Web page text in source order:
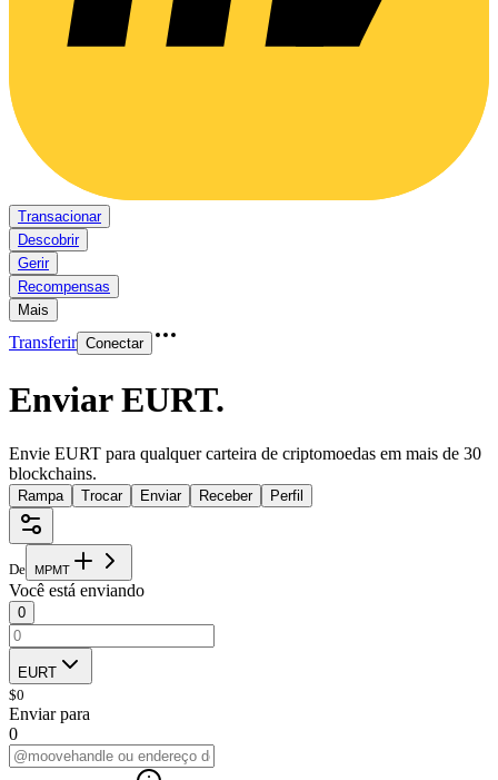
Transacionar
Descobrir
Gerir
Recompensas
Mais
Transferir Conectar
Enviar EURT.
Envie EURT para qualquer carteira de criptomoedas em mais de 30
blockchains.
Rampa Trocar Enviar Receber Perfil
De MPMT
Você está enviando
0
EURT
$0
Enviar para
0